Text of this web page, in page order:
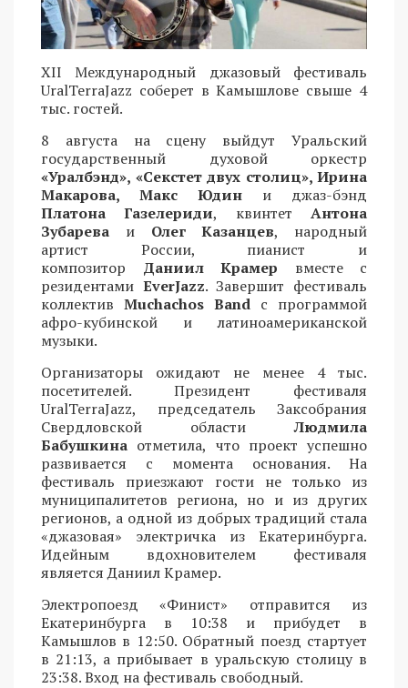
XII Международный джазовый фестиваль
UralTerraJazz соберет в Камышлове свыше 4
тыс. гостей.
8 августа на сцену выйдут Уральский
государственный духовой оркестр
«Уралбэнд», «Секстет двух столиц», Ирина
Макарова, Макс Юдин и джаз-бэнд
Платона Газелериди, квинтетАнтона
Зубарева и Олег Казанцев, народный
артист России, пианист и
композитор Даниил Крамер вместе с
резидентами EverJazz. Завершит фестиваль
коллектив Muchachos Band с программой
афро-кубинской и латиноамериканской
музыки.
Организаторы ожидают не менее 4 тыс.
посетителей. Президент фестиваля
UralTerraJazz, председатель Заксобрания
Свердловской областиЛюдмила
Бабушкина отметила, что проект успешно
развивается с момента основания. На
фестиваль приезжают гости не только из
муниципалитетов региона, но и из других
регионов, а одной из добрых традиций стала
«джазовая» электричка из Екатеринбурга.
Идейным вдохновителем фестиваля
является Даниил Крамер.
Электропоезд «Финист» отправится из
Екатеринбурга в 10:38 и прибудет в
Камышлов в 12:50. Обратный поезд стартует
в 21:13, а прибывает в уральскую столицу в
23:38. Вход на фестиваль свободный.